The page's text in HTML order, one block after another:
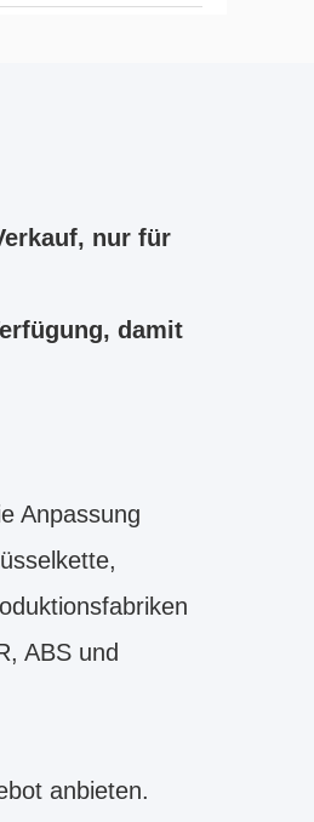
nur für
damit
Anpassung
ABS und
anbieten.